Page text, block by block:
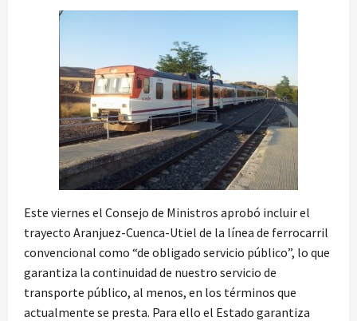
Este viernes el Consejo de Ministros aprobó incluir el
trayecto Aranjuez-Cuenca-Utiel de la línea de ferrocarril
convencional como “de obligado servicio público”, lo que
garantiza la continuidad de nuestro servicio de
transporte público, al menos, en los términos que
actualmente se presta. Para ello el Estado garantiza